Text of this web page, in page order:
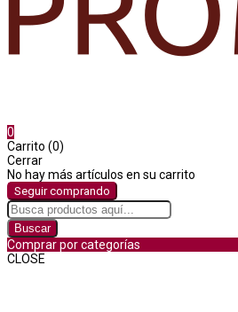
0
Carrito (0)
Cerrar
No hay más artículos en su carrito
Seguir comprando
Buscar
Comprar por categorías
CLOSE